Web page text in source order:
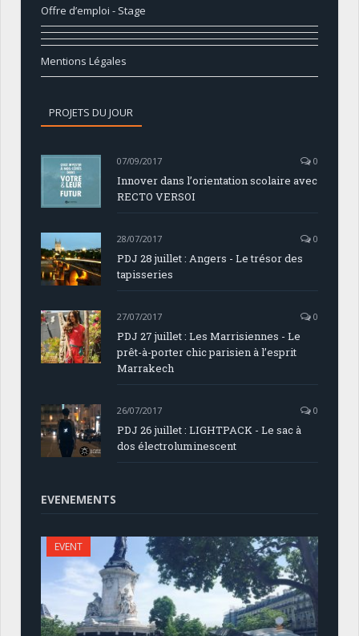
Offre d’emploi - Stage
Mentions Légales
PROJETS DU JOUR
07/09/2017 0
Innover dans l’orientation scolaire avec
RECTO VERSOI
28/07/2017 0
PDJ 28 juillet : Angers - Le trésor des
tapisseries
27/07/2017 0
PDJ 27 juillet : Les Marrisiennes - Le
prêt-à-porter chic parisien à l’esprit
Marrakech
26/07/2017 0
PDJ 26 juillet : LIGHTPACK - Le sac à
dos électroluminescent
EVENEMENTS
EVENT